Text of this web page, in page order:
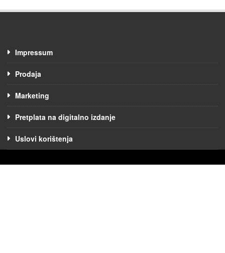
Impressum
Prodaja
Marketing
Pretplata na digitalno izdanje
Uslovi korištenja